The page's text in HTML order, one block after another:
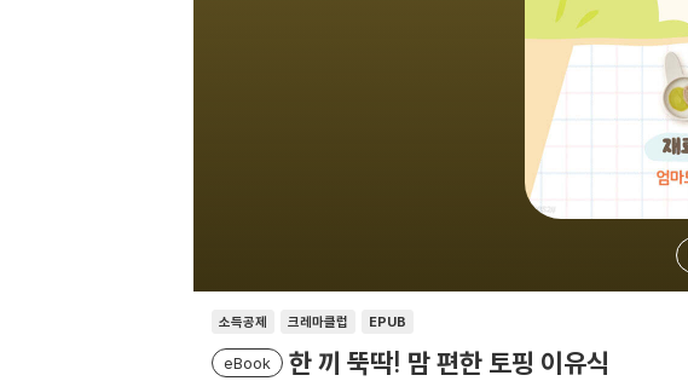
소득공제 크레마클럽 EPUB
eBook 한 끼 뚝딱! 맘 편한 토핑 이유식